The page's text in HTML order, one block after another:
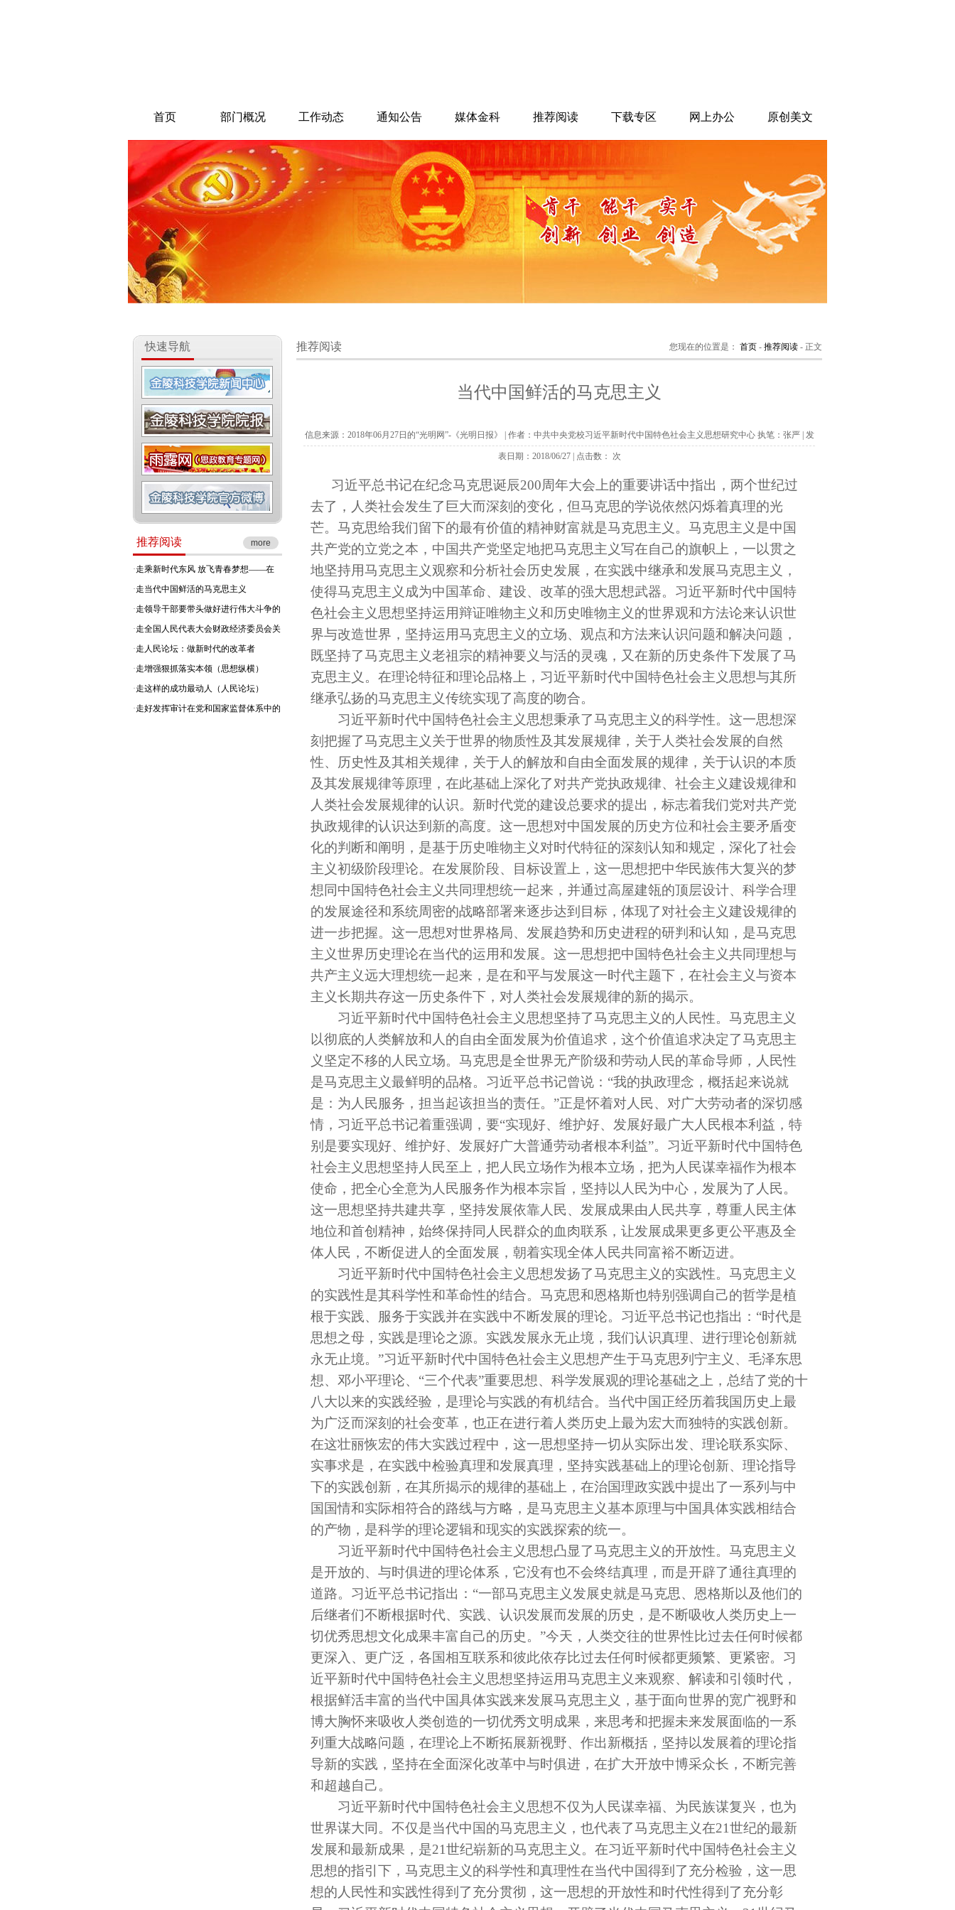
首页 部门概况 工作动态 通知公告 媒体金科 推荐阅读 下载专区 网上办公 原创美文
快速导航
推荐阅读 more
·走乘新时代东风 放飞青春梦想——在
·走当代中国鲜活的马克思主义
·走领导干部要带头做好进行伟大斗争的
·走全国人民代表大会财政经济委员会关
·走人民论坛：做新时代的改革者
·走增强狠抓落实本领（思想纵横）
·走这样的成功最动人（人民论坛）
·走好发挥审计在党和国家监督体系中的
推荐阅读 您现在的位置是： 首页 - 推荐阅读 - 正文
当代中国鲜活的马克思主义
信息来源： 2018年06月27日的“光明网”-《光明日报》 | 作者： 中共中央党校习近平新时代中国特色社会主义思想研究中心 执笔：张严| 发
表日期： 2018/06/27| 点击数： 次
习近平总书记在纪念马克思诞辰200周年大会上的重要讲话中指出，两个世纪过
去了，人类社会发生了巨大而深刻的变化，但马克思的学说依然闪烁着真理的光
芒。马克思给我们留下的最有价值的精神财富就是马克思主义。马克思主义是中国
共产党的立党之本，中国共产党坚定地把马克思主义写在自己的旗帜上，一以贯之
地坚持用马克思主义观察和分析社会历史发展，在实践中继承和发展马克思主义，
使得马克思主义成为中国革命、建设、改革的强大思想武器。习近平新时代中国特
色社会主义思想坚持运用辩证唯物主义和历史唯物主义的世界观和方法论来认识世
界与改造世界，坚持运用马克思主义的立场、观点和方法来认识问题和解决问题，
既坚持了马克思主义老祖宗的精神要义与活的灵魂，又在新的历史条件下发展了马
克思主义。在理论特征和理论品格上，习近平新时代中国特色社会主义思想与其所
继承弘扬的马克思主义传统实现了高度的吻合。
习近平新时代中国特色社会主义思想秉承了马克思主义的科学性。这一思想深
刻把握了马克思主义关于世界的物质性及其发展规律，关于人类社会发展的自然
性、历史性及其相关规律，关于人的解放和自由全面发展的规律，关于认识的本质
及其发展规律等原理，在此基础上深化了对共产党执政规律、社会主义建设规律和
人类社会发展规律的认识。新时代党的建设总要求的提出，标志着我们党对共产党
执政规律的认识达到新的高度。这一思想对中国发展的历史方位和社会主要矛盾变
化的判断和阐明，是基于历史唯物主义对时代特征的深刻认知和规定，深化了社会
主义初级阶段理论。在发展阶段、目标设置上，这一思想把中华民族伟大复兴的梦
想同中国特色社会主义共同理想统一起来，并通过高屋建瓴的顶层设计、科学合理
的发展途径和系统周密的战略部署来逐步达到目标，体现了对社会主义建设规律的
进一步把握。这一思想对世界格局、发展趋势和历史进程的研判和认知，是马克思
主义世界历史理论在当代的运用和发展。这一思想把中国特色社会主义共同理想与
共产主义远大理想统一起来，是在和平与发展这一时代主题下，在社会主义与资本
主义长期共存这一历史条件下，对人类社会发展规律的新的揭示。
习近平新时代中国特色社会主义思想坚持了马克思主义的人民性。马克思主义
以彻底的人类解放和人的自由全面发展为价值追求，这个价值追求决定了马克思主
义坚定不移的人民立场。马克思是全世界无产阶级和劳动人民的革命导师，人民性
是马克思主义最鲜明的品格。习近平总书记曾说：“我的执政理念，概括起来说就
是：为人民服务，担当起该担当的责任。”正是怀着对人民、对广大劳动者的深切感
情，习近平总书记着重强调，要“实现好、维护好、发展好最广大人民根本利益，特
别是要实现好、维护好、发展好广大普通劳动者根本利益”。习近平新时代中国特色
社会主义思想坚持人民至上，把人民立场作为根本立场，把为人民谋幸福作为根本
使命，把全心全意为人民服务作为根本宗旨，坚持以人民为中心，发展为了人民。
这一思想坚持共建共享，坚持发展依靠人民、发展成果由人民共享，尊重人民主体
地位和首创精神，始终保持同人民群众的血肉联系，让发展成果更多更公平惠及全
体人民，不断促进人的全面发展，朝着实现全体人民共同富裕不断迈进。
习近平新时代中国特色社会主义思想发扬了马克思主义的实践性。马克思主义
的实践性是其科学性和革命性的结合。马克思和恩格斯也特别强调自己的哲学是植
根于实践、服务于实践并在实践中不断发展的理论。习近平总书记也指出：“时代是
思想之母，实践是理论之源。实践发展永无止境，我们认识真理、进行理论创新就
永无止境。”习近平新时代中国特色社会主义思想产生于马克思列宁主义、毛泽东思
想、邓小平理论、“三个代表”重要思想、科学发展观的理论基础之上，总结了党的十
八大以来的实践经验，是理论与实践的有机结合。当代中国正经历着我国历史上最
为广泛而深刻的社会变革，也正在进行着人类历史上最为宏大而独特的实践创新。
在这壮丽恢宏的伟大实践过程中，这一思想坚持一切从实际出发、理论联系实际、
实事求是，在实践中检验真理和发展真理，坚持实践基础上的理论创新、理论指导
下的实践创新，在其所揭示的规律的基础上，在治国理政实践中提出了一系列与中
国国情和实际相符合的路线与方略，是马克思主义基本原理与中国具体实践相结合
的产物，是科学的理论逻辑和现实的实践探索的统一。
习近平新时代中国特色社会主义思想凸显了马克思主义的开放性。马克思主义
是开放的、与时俱进的理论体系，它没有也不会终结真理，而是开辟了通往真理的
道路。习近平总书记指出：“一部马克思主义发展史就是马克思、恩格斯以及他们的
后继者们不断根据时代、实践、认识发展而发展的历史，是不断吸收人类历史上一
切优秀思想文化成果丰富自己的历史。”今天，人类交往的世界性比过去任何时候都
更深入、更广泛，各国相互联系和彼此依存比过去任何时候都更频繁、更紧密。习
近平新时代中国特色社会主义思想坚持运用马克思主义来观察、解读和引领时代，
根据鲜活丰富的当代中国具体实践来发展马克思主义，基于面向世界的宽广视野和
博大胸怀来吸收人类创造的一切优秀文明成果，来思考和把握未来发展面临的一系
列重大战略问题，在理论上不断拓展新视野、作出新概括，坚持以发展着的理论指
导新的实践，坚持在全面深化改革中与时俱进，在扩大开放中博采众长，不断完善
和超越自己。
习近平新时代中国特色社会主义思想不仅为人民谋幸福、为民族谋复兴，也为
世界谋大同。不仅是当代中国的马克思主义，也代表了马克思主义在21世纪的最新
发展和最新成果，是21世纪崭新的马克思主义。在习近平新时代中国特色社会主义
思想的指引下，马克思主义的科学性和真理性在当代中国得到了充分检验，这一思
想的人民性和实践性得到了充分贯彻，这一思想的开放性和时代性得到了充分彰